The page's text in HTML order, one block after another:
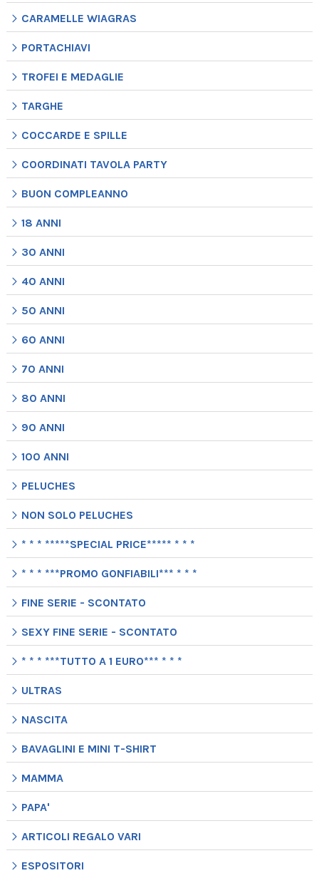
CARAMELLE WIAGRAS
PORTACHIAVI
TROFEI E MEDAGLIE
TARGHE
COCCARDE E SPILLE
COORDINATI TAVOLA PARTY
BUON COMPLEANNO
18 ANNI
30 ANNI
40 ANNI
50 ANNI
60 ANNI
70 ANNI
80 ANNI
90 ANNI
100 ANNI
PELUCHES
NON SOLO PELUCHES
* * * *****SPECIAL PRICE***** * * *
* * * ***PROMO GONFIABILI*** * * *
FINE SERIE - SCONTATO
SEXY FINE SERIE - SCONTATO
* * * ***TUTTO A 1 EURO*** * * *
ULTRAS
NASCITA
BAVAGLINI E MINI T-SHIRT
MAMMA
PAPA'
ARTICOLI REGALO VARI
ESPOSITORI